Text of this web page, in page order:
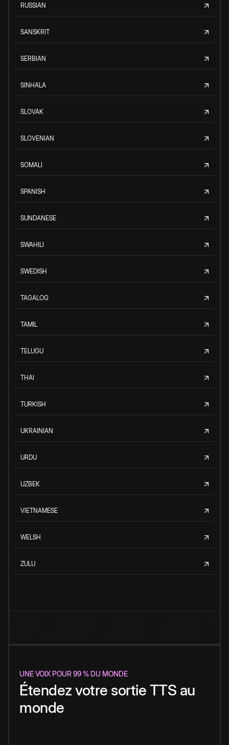
RUSSIAN
SANSKRIT
SERBIAN
SINHALA
SLOVAK
SLOVENIAN
SOMALI
SPANISH
SUNDANESE
SWAHILI
SWEDISH
TAGALOG
TAMIL
TELUGU
THAI
TURKISH
UKRAINIAN
URDU
UZBEK
VIETNAMESE
WELSH
ZULU
UNE VOIX POUR 99 % DU MONDE
Étendez votre sortie TTS au
monde